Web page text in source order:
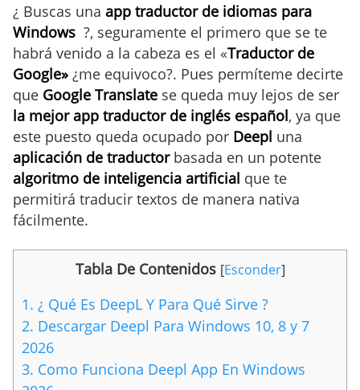
¿ Buscas una app traductor de idiomas para
Windows ?, seguramente el primero que se te
habrá venido a la cabeza es el «Traductor de
Google» ¿me equivoco?. Pues permíteme decirte
que Google Translate se queda muy lejos de ser
la mejor app traductor de inglés español, ya que
este puesto queda ocupado por Deepl una
aplicación de traductorbasada en un potente
algoritmo de inteligencia artificial que te
permitirá traducir textos de manera nativa
fácilmente.
Tabla De Contenidos [Esconder]
1. ¿ Qué Es DeepL Y Para Qué Sirve ?
2. Descargar Deepl Para Windows 10, 8 y 7
2026
3. Como Funciona Deepl App En Windows